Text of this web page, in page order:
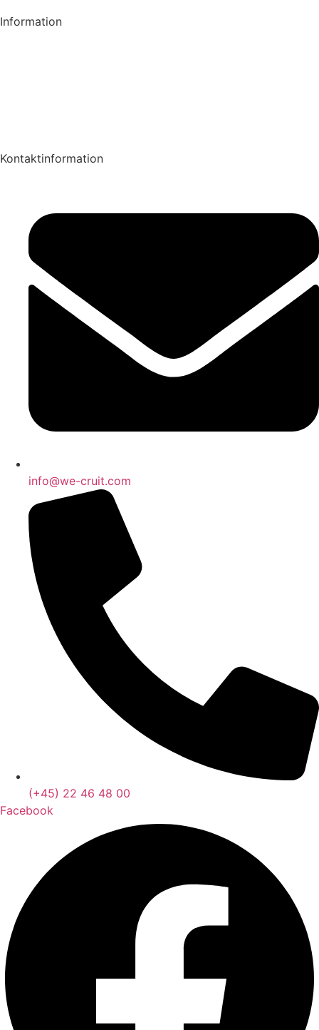
Information
Kontaktinformation
info@we-cruit.com
(+45) 22 46 48 00
Facebook